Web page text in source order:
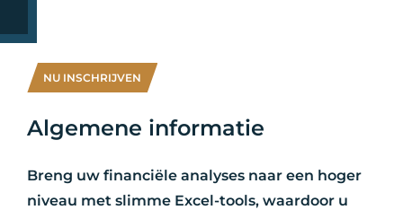
NU INSCHRIJVEN
Algemene informatie
Breng uw financiële analyses naar een hoger
niveau met slimme Excel-tools, waardoor u